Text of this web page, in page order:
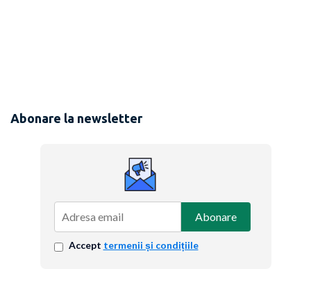
Abonare la newsletter
Abonare
Accept termenii și condițiile